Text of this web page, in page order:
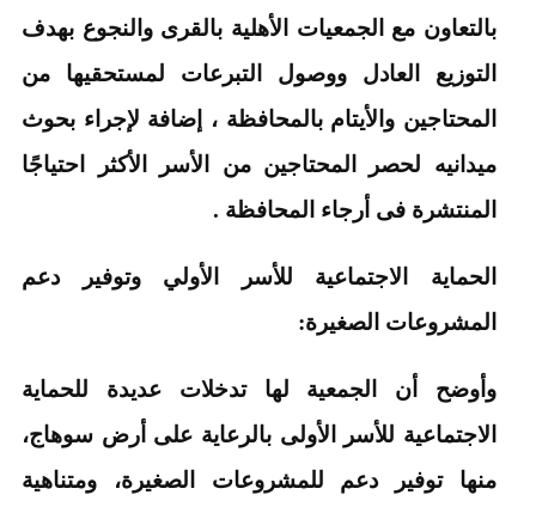
بالتعاون مع الجمعيات الأهلية بالقرى والنجوع بهدف
التوزيع العادل ووصول التبرعات لمستحقيها من
المحتاجين والأيتام بالمحافظة ، إضافة لإجراء بحوث
ميدانيه لحصر المحتاجين من الأسر الأكثر احتياجًا
المنتشرة فى أرجاء المحافظة .
الحماية الاجتماعية للأسر الأولي وتوفير دعم
المشروعات الصغيرة:
وأوضح أن الجمعية لها تدخلات عديدة للحماية
الاجتماعية للأسر الأولى بالرعاية على أرض سوهاج،
منها توفير دعم للمشروعات الصغيرة، ومتناهية